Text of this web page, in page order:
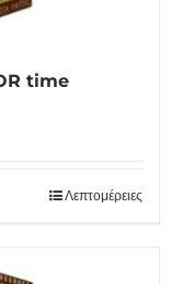
time
Λεπτομέρειες